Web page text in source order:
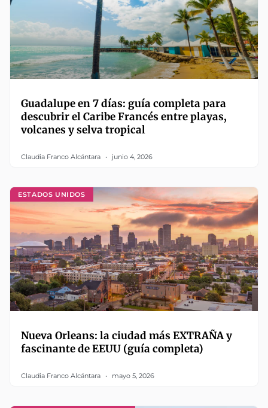
Guadalupe en 7 días: guía completa para
descubrir el Caribe Francés entre playas,
volcanes y selva tropical
Claudia Franco Alcántara junio 4, 2026
ESTADOS UNIDOS
Nueva Orleans: la ciudad más EXTRAÑA y
fascinante de EEUU (guía completa)
Claudia Franco Alcántara mayo 5, 2026